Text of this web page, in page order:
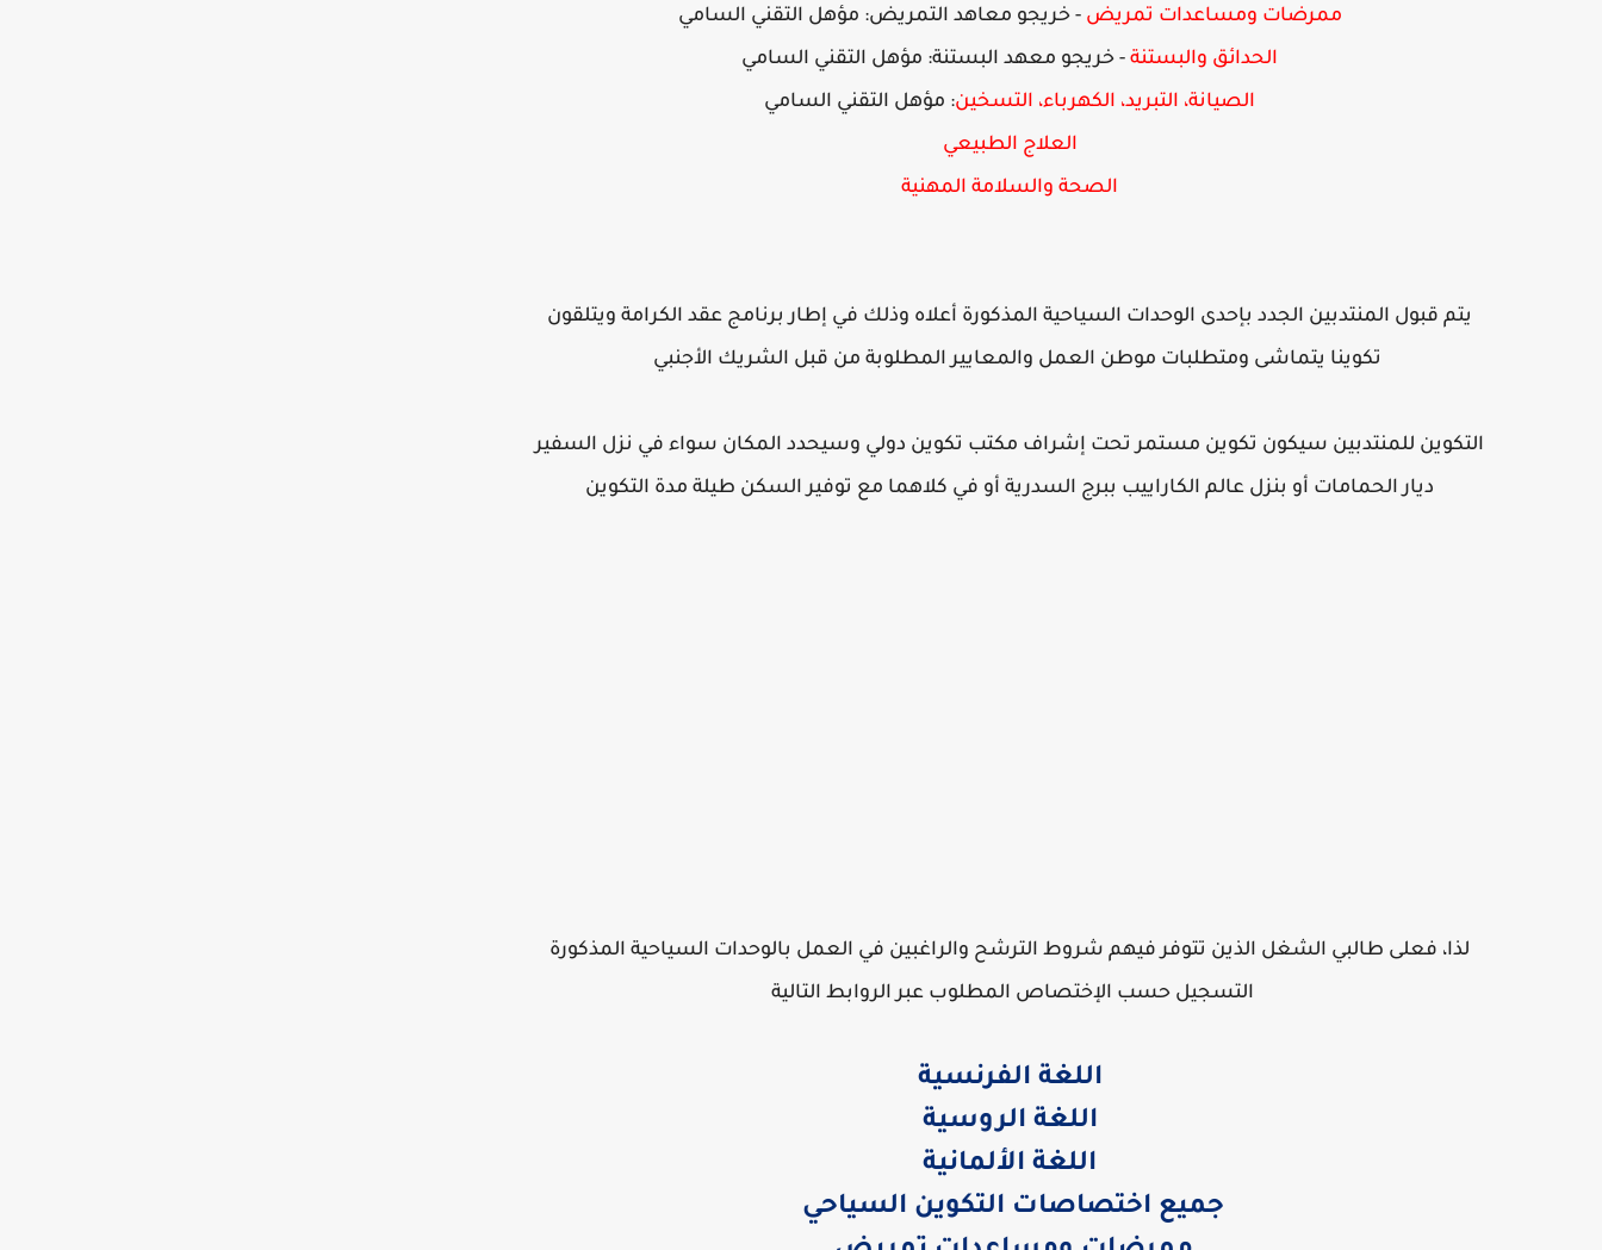
ممرضات ومساعدات تمريض - خريجو معاهد التمريض: مؤهل التقني السامي
الحدائق والبستنة - خريجو معهد البستنة: مؤهل التقني السامي
الصيانة، التبريد، الكهرباء، التسخين: مؤهل التقني السامي
العلاج الطبيعي
الصحة والسلامة المهنية
يتم قبول المنتدبين الجدد بإحدى الوحدات السياحية المذكورة أعلاه وذلك في إطار برنامج عقد الكرامة ويتلقون
تكوينا يتماشى ومتطلبات موطن العمل والمعايير المطلوبة من قبل الشريك الأجنبي
التكوين للمنتدبين سيكون تكوين مستمر تحت إشراف مكتب تكوين دولي وسيحدد المكان سواء في نزل السفير
ديار الحمامات أو بنزل عالم الكاراييب ببرج السدرية أو في كلاهما مع توفير السكن طيلة مدة التكوين
لذا، فعلى طالبي الشغل الذين تتوفر فيهم شروط الترشح والراغبين في العمل بالوحدات السياحية المذكورة
التسجيل حسب الإختصاص المطلوب عبر الروابط التالية
اللغة الفرنسية
اللغة الروسية
اللغة الألمانية
جميع اختصاصات التكوين السياحي